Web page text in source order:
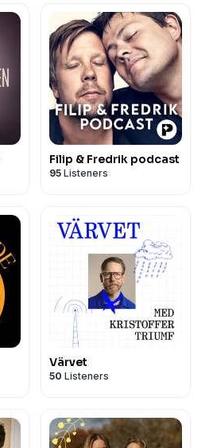
Filip & Fredrik podcast
95 Listeners
Värvet
50 Listeners